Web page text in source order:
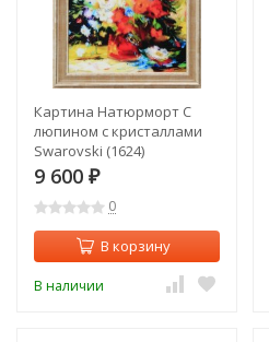
Картина Натюрморт С
люпином с кристаллами
Swarovski (1624)
9 600 ₽
0
В корзину
В наличии